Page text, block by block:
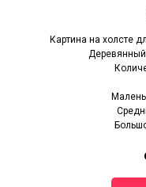
Картина на холсте
Деревянный